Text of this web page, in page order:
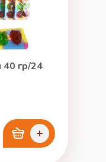
гр/24